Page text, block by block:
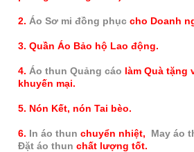
2. Áo Sơ mi đồng phụccho Doanh
3. Quần Áo Bảo hộ Lao động.
4. Áo thun Quảng cáo làm Quà tặng
khuyến mại.
5. Nón Kết, nón Tai bèo.
6. In áo thun chuyển nhiệt, May áo
Đặt áo thun chất lượng tốt.